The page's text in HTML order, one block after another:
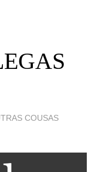
COUSAS